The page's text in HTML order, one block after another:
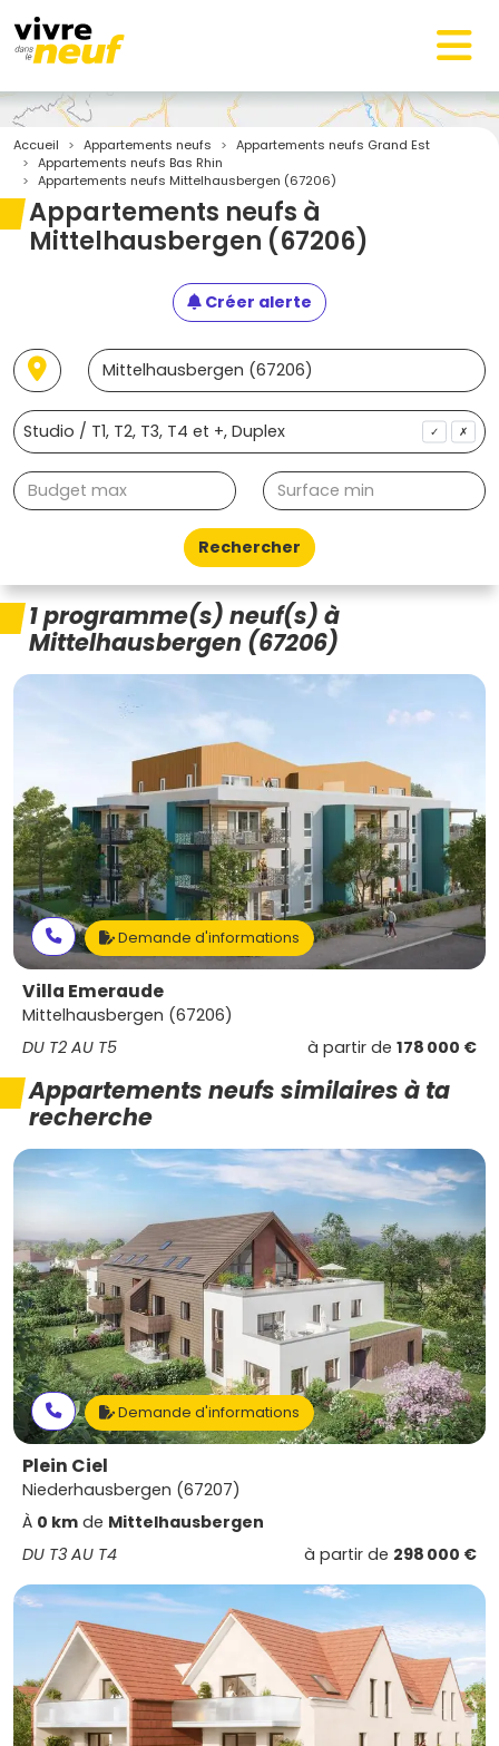
Accueil Appartements neufs
Appartements neufs Grand Est
Appartements neufs Bas Rhin
Appartements neufs Mittelhausbergen (67206)
Appartements neufs à
Mittelhausbergen (67206)
Créer alerte
✓ ✗
Rechercher
1 programme(s) neuf(s) à
Mittelhausbergen (67206)
Demande d'informations
Villa Emeraude
Mittelhausbergen (67206)
DU T2 AU T5
à partir de 178 000 €
Appartements neufs similaires à ta
recherche
Demande d'informations
Plein Ciel
Niederhausbergen (67207)
À 0 km de Mittelhausbergen
DU T3 AU T4
à partir de 298 000 €